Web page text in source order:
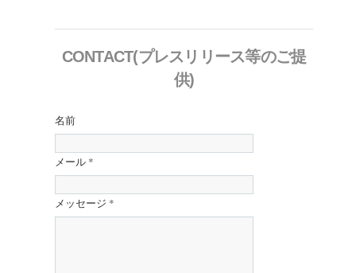
CONTACT(プレスリリース等のご提
供)
名前
メール *
メッセージ *